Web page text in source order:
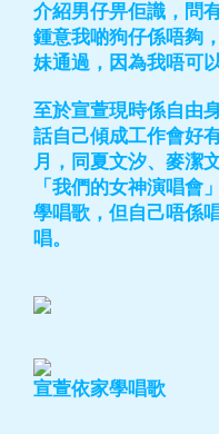
介紹男仔畀佢識，問
鍾意我啲狗仔係唔夠
妹通過，因為我唔可
至於宣萱現時係自由
話自己傾成工作會好
月，同夏文汐、麥潔
「我們的女神演唱會
學唱歌，但自己唔係
唱。
宣萱依家學唱歌